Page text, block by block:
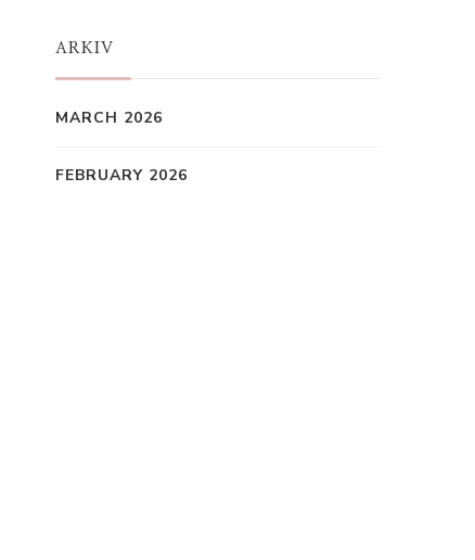
ARKIV
MARCH 2026
FEBRUARY 2026